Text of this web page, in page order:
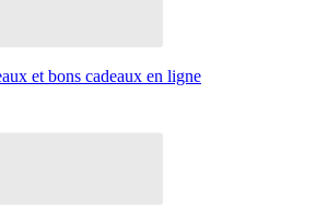
et bons cadeaux en ligne